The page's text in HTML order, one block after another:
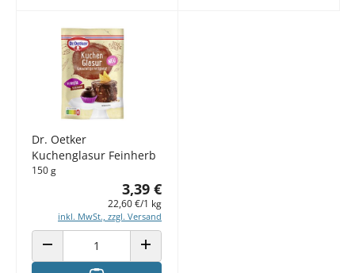
Dr. Oetker
Kuchenglasur Feinherb
150 g
3,39 €
22,60 €/1 kg
inkl. MwSt., zzgl. Versand
ANZAHL VERRINGERN ANZAHL ERHÖHEN